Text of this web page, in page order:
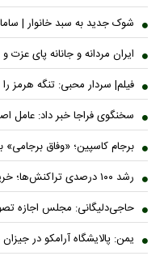
شوک جدید به سبد خانوار |
ایران مردانه و جانانه پای عزت
فیلم| سردار محبی: تنگه هرمز
سخنگوی فراجا خبر داد: عامل
برجام کاسپین؛ «وفاق برجامی»
رشد ۱۰۰ درصدی تراکنش‌ها؛ خرید مردم بیشتر شد یا گران‌تر؟
حاجی‌دلیگانی: مجلس اجازه
یمن: پالایشگاه آرامکو در